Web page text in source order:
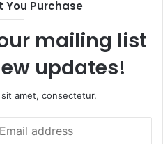
You Purchase
mailing list
updates!
amet, consectetur.